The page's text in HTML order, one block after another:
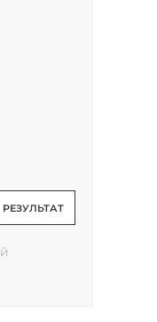
РЕЗУЛЬТАТ